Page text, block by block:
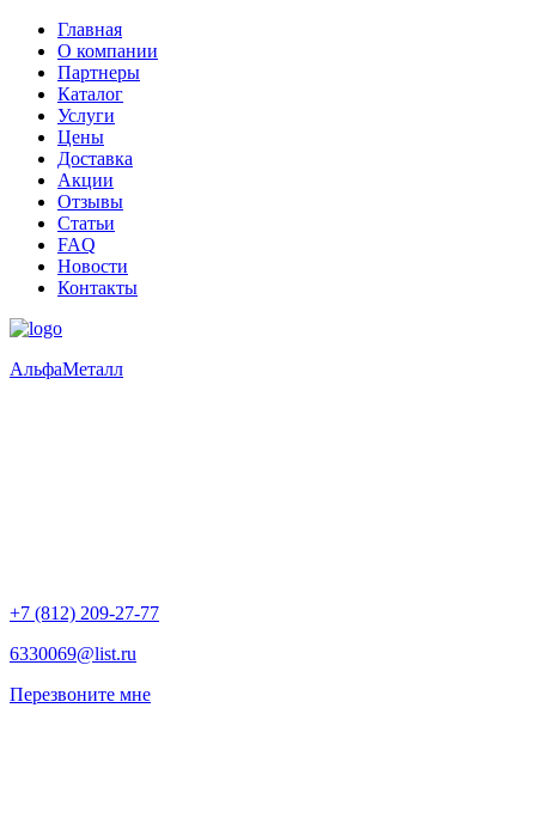
Главная
О компании
Партнеры
Каталог
Услуги
Цены
Доставка
Акции
Отзывы
Статьи
FAQ
Новости
Контакты
АльфаМеталл
+7 (812) 209-27-77
6330069@list.ru
Перезвоните мне